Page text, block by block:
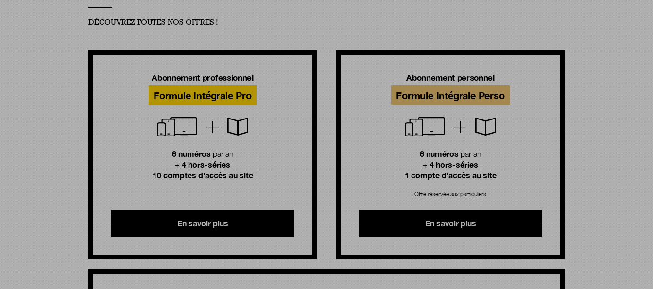
DÉCOUVREZ TOUTES NOS OFFRES !
Abonnement professionnel
Formule Intégrale Pro
6 numéros par an
+ 4 hors-séries
10 comptes d'accès au site
En savoir plus
Abonnement personnel
Formule Intégrale Perso
6 numéros par an
+ 4 hors-séries
1 compte d'accès au site
Offre réservée aux particuliers
En savoir plus